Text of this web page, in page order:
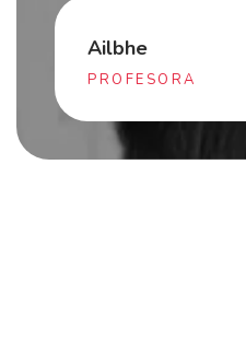
Ailbhe
PROFESORA